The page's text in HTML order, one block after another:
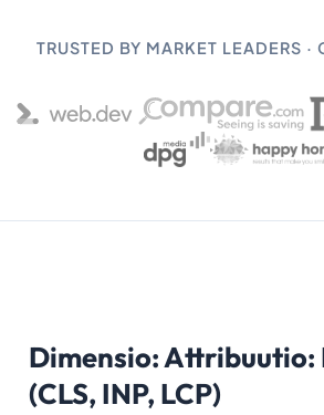
TRUSTED BY MARKET LEADERS ·
Dimensio: Attribuutio:
(CLS, INP, LCP)